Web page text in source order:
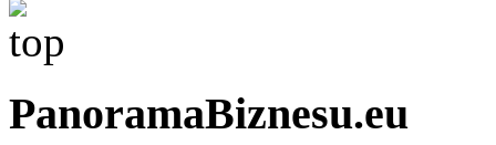
PanoramaBiznesu.eu